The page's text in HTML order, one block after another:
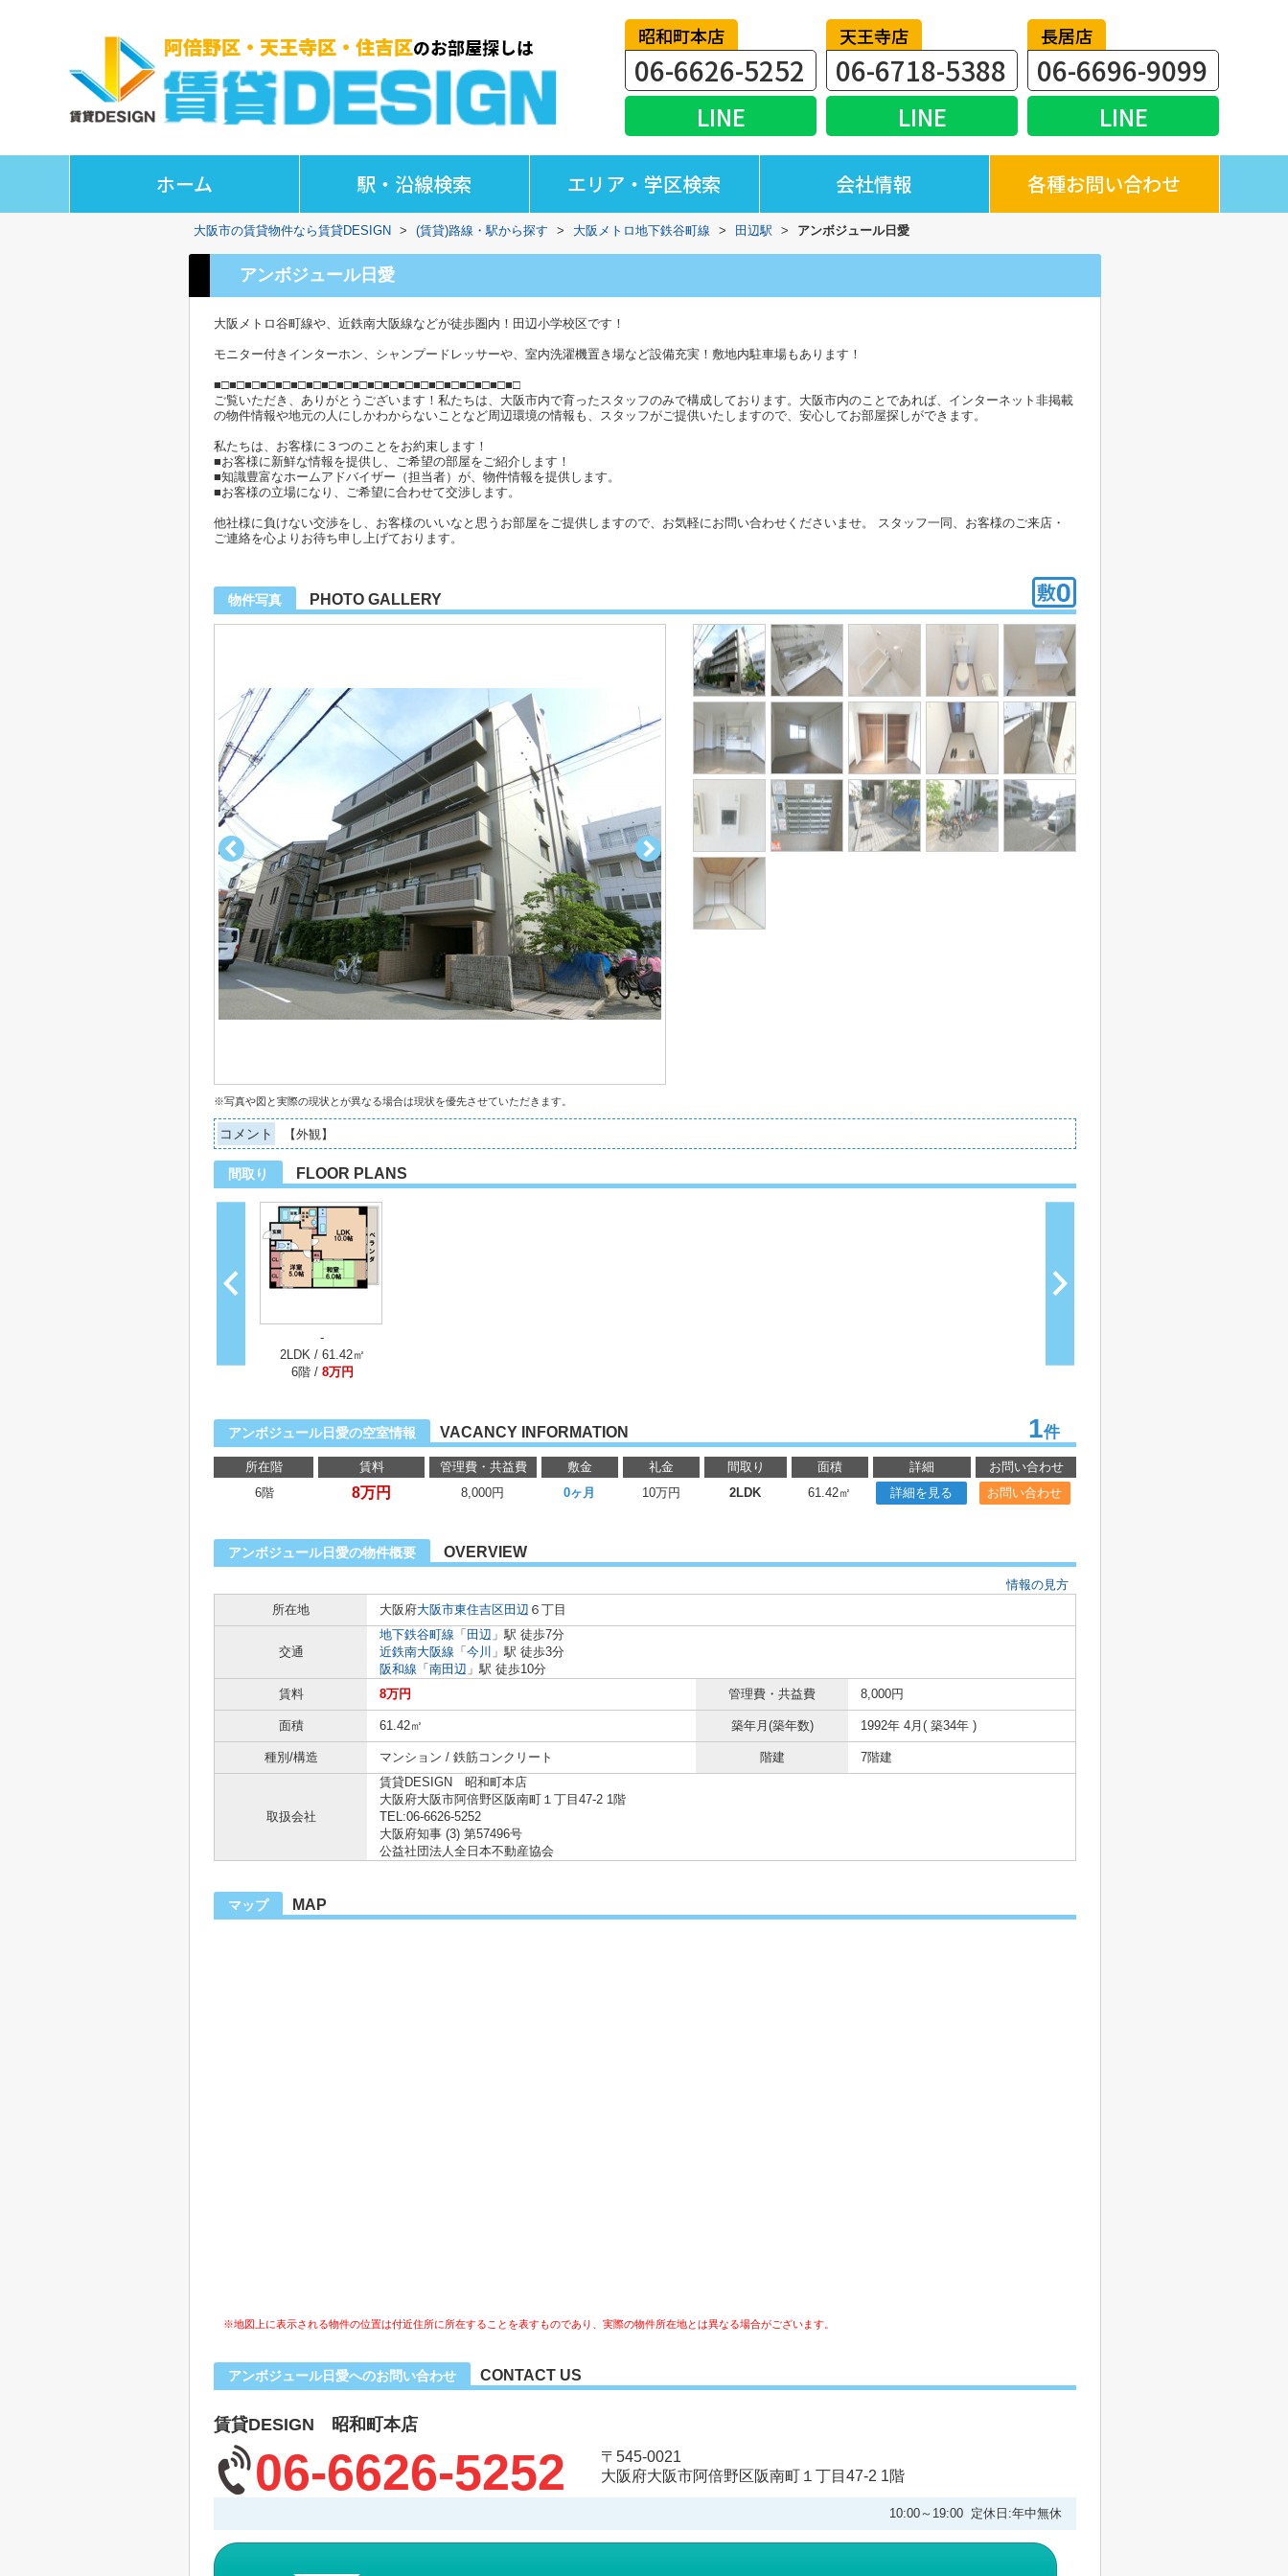
昭和町本店
06-6626-5252
LINE
天王寺店
06-6718-5388
LINE
長居店
06-6696-9099
LINE
ホーム 駅・沿線検索 エリア・学区検索 会社情報 各種お問い合わせ
大阪市の賃貸物件なら賃貸DESIGN > (賃貸)路線・駅から探す > 大阪メトロ地下鉄谷町線 > 田辺駅 > アンボジュール日愛
アンボジュール日愛
大阪メトロ谷町線や、近鉄南大阪線などが徒歩圏内！田辺小学校区です！
モニター付きインターホン、シャンプードレッサーや、室内洗濯機置き場など設備充実！敷地内駐車場もあります！
■□■□■□■□■□■□■□■□■□■□■□■□■□■□■□■□■□■□■□■□
ご覧いただき、ありがとうございます！私たちは、大阪市内で育ったスタッフのみで構成しております。大阪市内のことであれば、インターネット非掲載
の物件情報や地元の人にしかわからないことなど周辺環境の情報も、スタッフがご提供いたしますので、安心してお部屋探しができます。
私たちは、お客様に３つのことをお約束します！
■お客様に新鮮な情報を提供し、ご希望の部屋をご紹介します！
■知識豊富なホームアドバイザー（担当者）が、物件情報を提供します。
■お客様の立場になり、ご希望に合わせて交渉します。
他社様に負けない交渉をし、お客様のいいなと思うお部屋をご提供しますので、お気軽にお問い合わせくださいませ。 スタッフ一同、お客様のご来店・
ご連絡を心よりお待ち申し上げております。
物件写真 PHOTO GALLERY
※写真や図と実際の現状とが異なる場合は現状を優先させていただきます。
コメント 【外観】
間取り FLOOR PLANS
-
2LDK / 61.42㎡
6階 / 8万円
アンボジュール日愛の空室情報 VACANCY INFORMATION 1件
所在階 賃料 管理費・共益費 敷金 礼金 間取り 面積 詳細
お問い合わせ
6階
8万円 8,000円 0ヶ月 10万円 2LDK 61.42㎡ 詳細を見る お問い合わせ
アンボジュール日愛の物件概要 OVERVIEW
情報の見方
所在地
大阪府大阪市東住吉区田辺 ６丁目
交通
地下鉄谷町線 「 田辺 」駅 徒歩7分
近鉄南大阪線 「 今川 」駅 徒歩3分
阪和線 「 南田辺 」駅 徒歩10分
賃料
8万円 管理費・共益費 8,000円
面積 61.42㎡ 築年月(築年数) 1992年 4月( 築34年 )
種別/構造 マンション / 鉄筋コンクリート 階建 7階建
取扱会社
賃貸DESIGN 昭和町本店
大阪府大阪市阿倍野区阪南町１丁目47-2 1階
TEL:06-6626-5252
大阪府知事 (3) 第57496号
公益社団法人全日本不動産協会
マップ MAP
※地図上に表示される物件の位置は付近住所に所在することを表すものであり、実際の物件所在地とは異なる場合がございます。
アンボジュール日愛へのお問い合わせ CONTACT US
賃貸DESIGN 昭和町本店
06-6626-5252
〒545-0021
大阪府大阪市阿倍野区阪南町１丁目47-2 1階
10:00～19:00 定休日:年中無休